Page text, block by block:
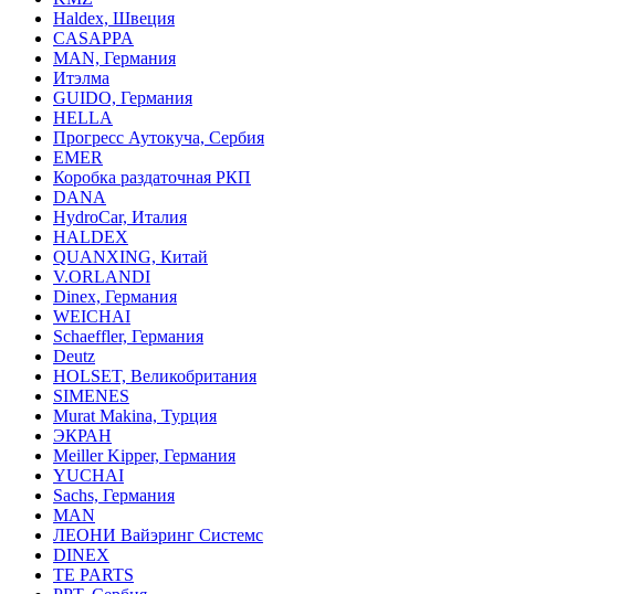
Haldex, Швеция
CASAPPA
MAN, Германия
Итэлма
GUIDO, Германия
HELLA
Прогресс Аутокуча, Сербия
EMER
Коробка раздаточная РКП
DANA
HydroCar, Италия
HALDEX
QUANXING, Китай
V.ORLANDI
Dinex, Германия
WEICHAI
Schaeffler, Германия
Deutz
HOLSET, Великобритания
SIMENES
Murat Makina, Турция
ЭКРАН
Meiller Kipper, Германия
YUCHAI
Sachs, Германия
MAN
ЛЕОНИ Вайэринг Системс
DINEX
TE PARTS